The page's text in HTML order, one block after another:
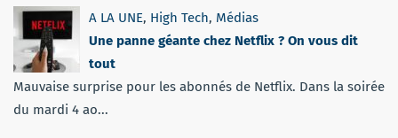
A LA UNE, High Tech, Médias
Une panne géante chez Netflix ? On vous dit
tout
Mauvaise surprise pour les abonnés de Netflix. Dans la soirée
du mardi 4 ao...